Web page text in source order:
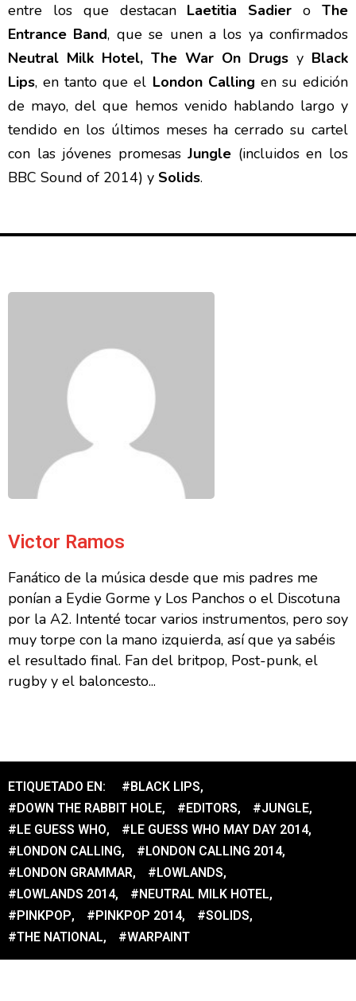
entre los que destacan Laetitia Sadier oThe
Entrance Band, que se unen a los ya confirmados
Neutral Milk Hotel, The War On Drugs y Black
Lips, en tanto que el London Calling en su edición
de mayo, del que hemos venido hablando largo y
tendido en los últimos meses ha cerrado su cartel
con las jóvenes promesasJungle (incluidos en los
BBC Sound of 2014) y Solids.
Victor Ramos
Fanático de la música desde que mis padres me
ponían a Eydie Gorme y Los Panchos o el Discotuna
por la A2. Intenté tocar varios instrumentos, pero soy
muy torpe con la mano izquierda, así que ya sabéis
el resultado final. Fan del britpop, Post-punk, el
rugby y el baloncesto...
ETIQUETADO EN: #BLACK LIPS,
#DOWN THE RABBIT HOLE, #EDITORS, #JUNGLE,
#LE GUESS WHO, #LE GUESS WHO MAY DAY 2014,
#LONDON CALLING, #LONDON CALLING 2014,
#LONDON GRAMMAR, #LOWLANDS,
#LOWLANDS 2014, #NEUTRAL MILK HOTEL,
#PINKPOP, #PINKPOP 2014, #SOLIDS,
#THE NATIONAL, #WARPAINT